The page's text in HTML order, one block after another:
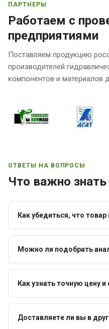
ПАРТНЕРЫ
Работаем с
предприятиями
Поставляем продукцию
производителей
компонентов и материалов
ОТВЕТЫ НА ВОПРОСЫ
Что важно
Как убедиться, что
Можно ли подобрать
Как узнать точную цену и
Доставляете ли вы в